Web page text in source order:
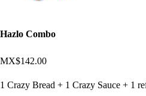
Hazlo Combo
MX$142.00
1 Crazy Bread + 1 Crazy Sauce + 1